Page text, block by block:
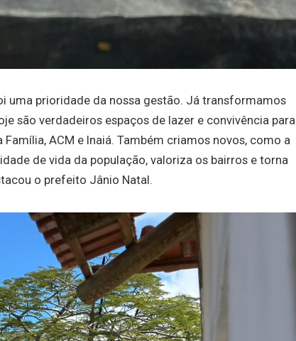
uma prioridade da nossa gestão. Já transformamos
são verdadeiros espaços de lazer e convivência para
ACM e Inaiá. Também criamos novos, como a
de vida da população, valoriza os bairros e torna
o prefeito Jânio Natal.